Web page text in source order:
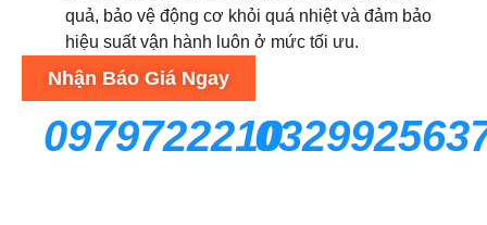
quả, bảo vệ động cơ khỏi quá nhiệt và đảm bảo
hiệu suất vận hành luôn ở mức tối ưu.
Nhận Báo Giá Ngay
0979722210